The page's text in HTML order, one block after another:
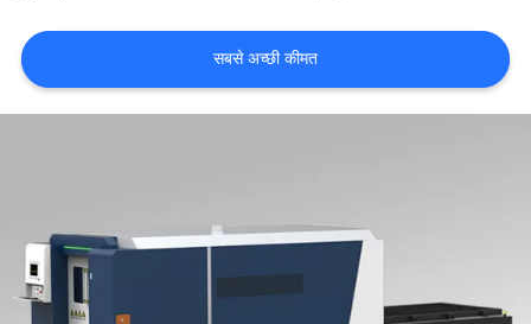
संपर्क
करें
की
विनती
सबसे अच्छी कीमत